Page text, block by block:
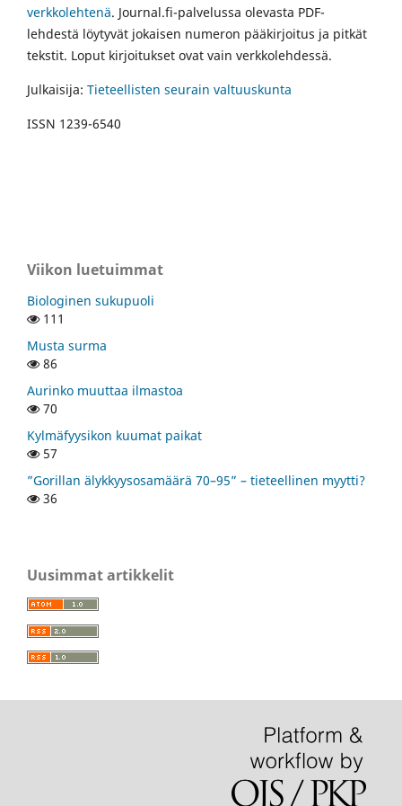
verkkolehtenä. Journal.fi-palvelussa olevasta PDF-
lehdestä löytyvät jokaisen numeron pääkirjoitus ja pitkät
tekstit. Loput kirjoitukset ovat vain verkkolehdessä.
Julkaisija: Tieteellisten seurain valtuuskunta
ISSN 1239-6540
Viikon luetuimmat
Biologinen sukupuoli
111
Musta surma
86
Aurinko muuttaa ilmastoa
70
Kylmäfyysikon kuumat paikat
57
”Gorillan älykkyysosamäärä 70–95” – tieteellinen myytti?
36
Uusimmat artikkelit